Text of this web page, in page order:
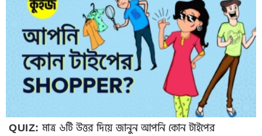
QUIZ: মাত্র ৬টি উত্তর দিয়ে জানুন আপনি কোন টাইপের